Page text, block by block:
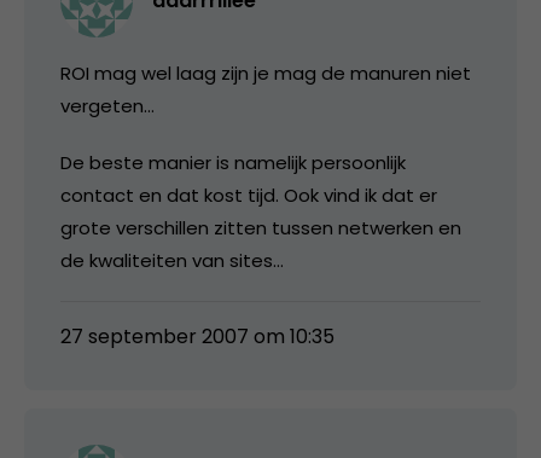
ROI mag wel laag zijn je mag de manuren niet
vergeten…
De beste manier is namelijk persoonlijk
contact en dat kost tijd. Ook vind ik dat er
grote verschillen zitten tussen netwerken en
de kwaliteiten van sites…
27 september 2007 om 10:35